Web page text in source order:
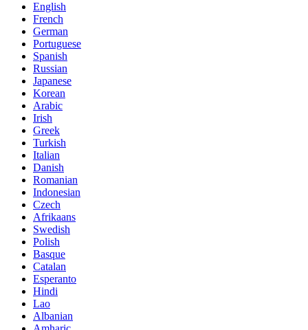
English
French
German
Portuguese
Spanish
Russian
Japanese
Korean
Arabic
Irish
Greek
Turkish
Italian
Danish
Romanian
Indonesian
Czech
Afrikaans
Swedish
Polish
Basque
Catalan
Esperanto
Hindi
Lao
Albanian